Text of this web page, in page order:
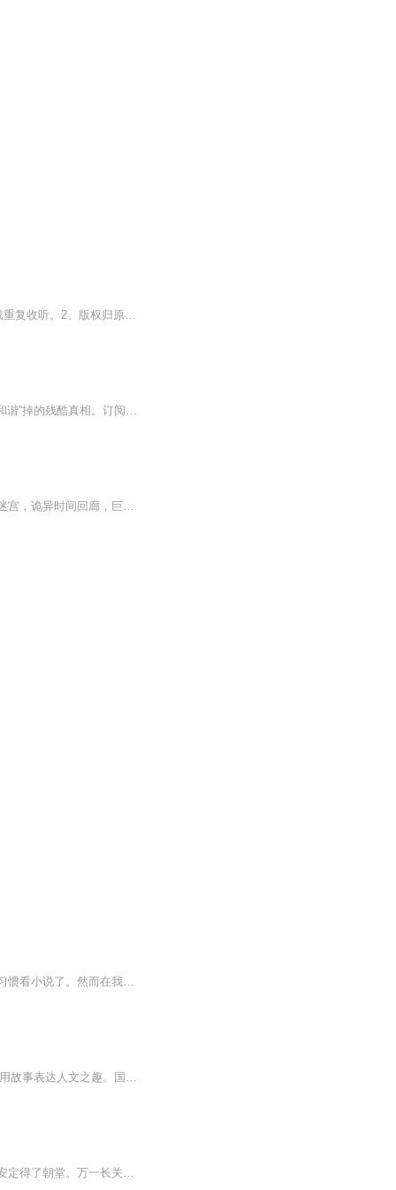
【购买须知】1、本作品为付费有声书，前20集为免费试听，购买成功后，即可收听，可下载重复收听。2、版权归原作者所有，严禁翻录成任何形式，严禁在任何第三方平台传播，违者将追究其法律责任。3、如在充值／购买环节遇到问题，您可通过页面右上方按钮，将...
你以为的《西游记》，是师徒四人同心协力、斩妖除魔的励志童话？揭示那些被后世版本“和谐”掉的残酷真相。订阅收听《西游秘闻录》，探究元杂剧里的西游真相，足以颠覆你的所有认知！•这里的孙悟空，绝非善类！ 他不仅占山为王，强娶金鼎国女子为妻，...
【内容简介】张凡重生成宇宙，开启波澜壮阔的混沌之旅。炫光宇宙，寂灭宇宙，神奇造化迷宫，诡异时间回廊，巨无霸多元宇宙，纷至沓来，无限精彩 为追求传说中的超维宇宙，张凡偷偷跑去别的宇宙，从凡人开始历练，无意中引来无数牛逼系统附身。【作者/主播...
《进击学霸》初看是小说体，开始不太以为然，一是没有过多时间看小说，二是好多年也不习惯看小说了。然而在我不经意间看了一章后，又骤然刷新了我的认知。在这部书里，仿佛又见当年自己学习的身影......这部小说，真实的描述了中学生们日常学习生活，有锐...
★ “特别会讲故事的博物学者”河森堡首部作品。同名演讲《进击的智人》播放量破亿次。★ 用故事表达人文之趣。国家博物馆讲解员8年知识沉淀，听河森堡讲故事，知百万年人类史。★ 文化界、历史界、科普界倾力推荐。他的作品让马未都感叹后生可畏；蔡康永...
有态度的中国美人，谁说女子不如男，本姑娘我上得了厅堂，下得了厨房。服侍得了皇上，安定得了朝堂。万一长关砉然破，美人如玉剑如虹。